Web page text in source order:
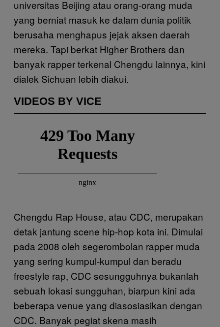
universitas Beijing atau orang-orang muda
yang berniat masuk ke dalam dunia politik
berusaha menghapus jejak aksen daerah
mereka. Tapi berkat Higher Brothers dan
banyak rapper terkenal Chengdu lainnya, kini
dialek Sichuan lebih diakui.
VIDEOS BY VICE
Chengdu Rap House, atau CDC, merupakan
detak jantung scene hip-hop kota ini. Dimulai
pada 2008 oleh segerombolan rapper muda
yang sering kumpul-kumpul dan beradu
freestyle rap, CDC sesungguhnya bukanlah
sebuah lokasi sungguhan, biarpun kini ada
beberapa venue yang diasosiasikan dengan
CDC. Banyak pegiat skena masih